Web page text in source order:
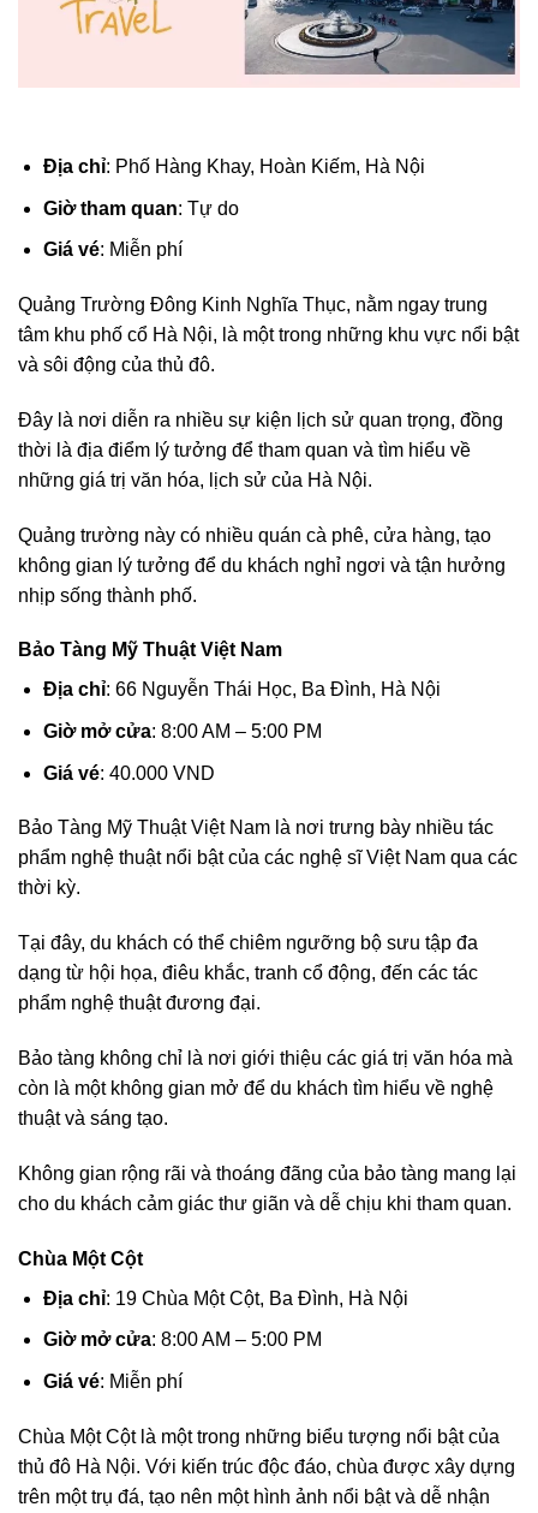
Địa chỉ: Phố Hàng Khay, Hoàn Kiếm, Hà Nội
Giờ tham quan: Tự do
Giá vé: Miễn phí
Quảng Trường Đông Kinh Nghĩa Thục, nằm ngay trung
tâm khu phố cổ Hà Nội, là một trong những khu vực nổi bật
và sôi động của thủ đô.
Đây là nơi diễn ra nhiều sự kiện lịch sử quan trọng, đồng
thời là địa điểm lý tưởng để tham quan và tìm hiểu về
những giá trị văn hóa, lịch sử của Hà Nội.
Quảng trường này có nhiều quán cà phê, cửa hàng, tạo
không gian lý tưởng để du khách nghỉ ngơi và tận hưởng
nhịp sống thành phố.
Bảo Tàng Mỹ Thuật Việt Nam
Địa chỉ: 66 Nguyễn Thái Học, Ba Đình, Hà Nội
Giờ mở cửa: 8:00 AM – 5:00 PM
Giá vé: 40.000 VND
Bảo Tàng Mỹ Thuật Việt Nam là nơi trưng bày nhiều tác
phẩm nghệ thuật nổi bật của các nghệ sĩ Việt Nam qua các
thời kỳ.
Tại đây, du khách có thể chiêm ngưỡng bộ sưu tập đa
dạng từ hội họa, điêu khắc, tranh cổ động, đến các tác
phẩm nghệ thuật đương đại.
Bảo tàng không chỉ là nơi giới thiệu các giá trị văn hóa mà
còn là một không gian mở để du khách tìm hiểu về nghệ
thuật và sáng tạo.
Không gian rộng rãi và thoáng đãng của bảo tàng mang lại
cho du khách cảm giác thư giãn và dễ chịu khi tham quan.
Chùa Một Cột
Địa chỉ: 19 Chùa Một Cột, Ba Đình, Hà Nội
Giờ mở cửa: 8:00 AM – 5:00 PM
Giá vé: Miễn phí
Chùa Một Cột là một trong những biểu tượng nổi bật của
thủ đô Hà Nội. Với kiến trúc độc đáo, chùa được xây dựng
trên một trụ đá, tạo nên một hình ảnh nổi bật và dễ nhận